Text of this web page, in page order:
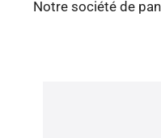
Notre société de